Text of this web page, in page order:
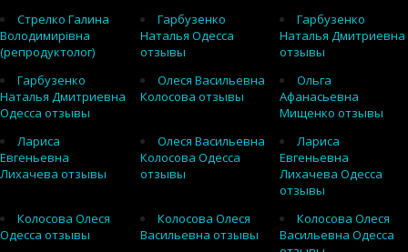
Стрелко Галина
Володимирівна
(репродуктолог)
Гарбузенко
Наталья Одесса
отзывы
Гарбузенко
Наталья Дмитриевна
отзывы
Гарбузенко
Наталья Дмитриевна
Одесса отзывы
Олеся Васильевна
Колосова отзывы
Ольга
Афанасьевна
Мищенко отзывы
Лариса
Евгеньевна
Лихачева отзывы
Олеся Васильевна
Колосова Одесса
отзывы
Лариса
Евгеньевна
Лихачева Одесса
отзывы
Колосова Олеся
Одесса отзывы
Колосова Олеся
Васильевна отзывы
Колосова Олеся
Васильевна Одесса